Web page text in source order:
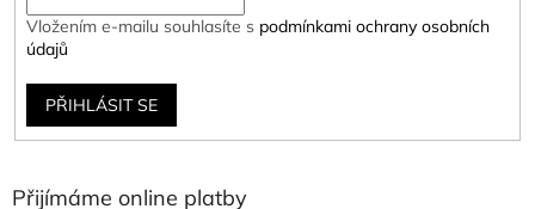
Vložením e-mailu souhlasíte s podmínkami ochrany osobních
údajů
PŘIHLÁSIT SE
Přijímáme online platby